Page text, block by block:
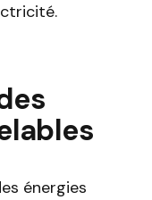
énergies